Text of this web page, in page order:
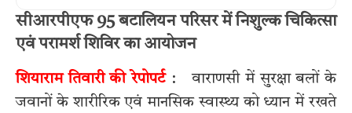
सीआरपीएफ 95 बटालियन परिसर में निशुल्क चिकित्सा
एवं परामर्श शिविर का आयोजन
शियाराम तिवारी की रेपोपर्ट: वाराणसी में सुरक्षा बलों के
जवानों के शारीरिक एवं मानसिक स्वास्थ्य को ध्यान में रखते